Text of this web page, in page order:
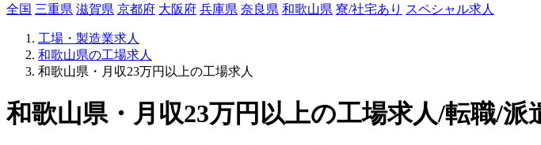
全国 三重県 滋賀県 京都府 大阪府 兵庫県 奈良県 和歌山県 寮/社宅あり スペシャル求人
工場・製造業求人
和歌山県の工場求人
和歌山県・月収23万円以上の工場求人
和歌山県・月収23万円以上の工場求人/転職/派